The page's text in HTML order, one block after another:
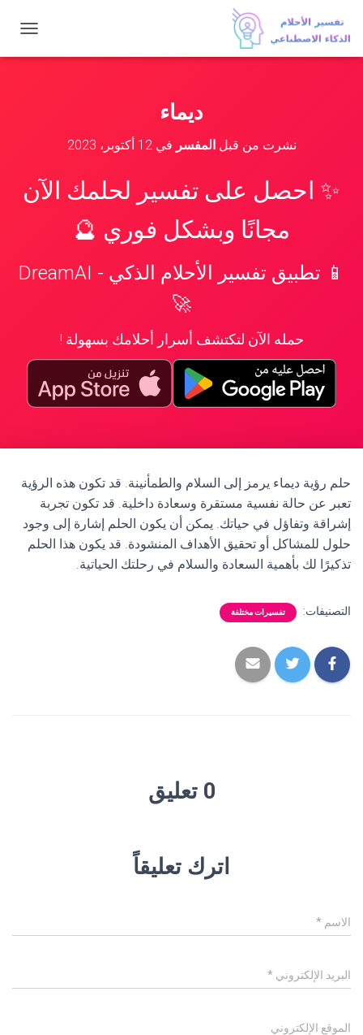
ب
ل
ديماء
نشرت من قبلالمفسر في12 أكتوبر، 2023
✨ احصل على تفسير لحلمك الآن
مجانًا وبشكل فوري 🔮
📱 تطبيق تفسير الأحلام الذكي - DreamAI
🚀
حمله الآن لتكتشف أسرار أحلامك بسهولة !
حلم رؤية ديماء يرمز إلى السلام والطمأنينة. قد تكون هذه الرؤية
تعبر عن حالة نفسية مستقرة وسعادة داخلية. قد تكون تجربة
إشراقة وتفاؤل في حياتك. يمكن أن يكون الحلم إشارة إلى وجود
حلول للمشاكل أو تحقيق الأهداف المنشودة. قد يكون هذا الحلم
تذكيرًا لك بأهمية السعادة والسلام في رحلتك الحياتية.
التصنيفات: تفسيرات مختلفة
0 تعليق
اترك تعليقاً
الاسم *
البريد الإلكتروني *
الموقع الإلكتروني